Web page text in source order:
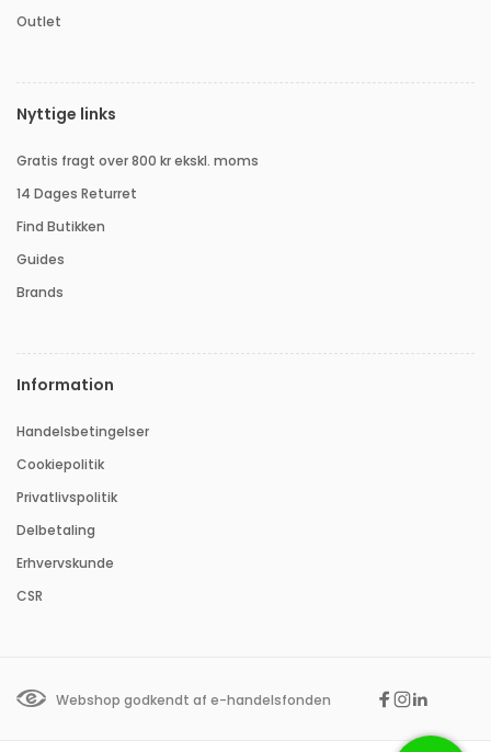
Outlet
Nyttige links
Gratis fragt over 800 kr ekskl. moms
14 Dages Returret
Find Butikken
Guides
Brands
Information
Handelsbetingelser
Cookiepolitik
Privatlivspolitik
Delbetaling
Erhvervskunde
CSR
Webshop godkendt af e-handelsfonden Facebook
Instagram
Linkedin